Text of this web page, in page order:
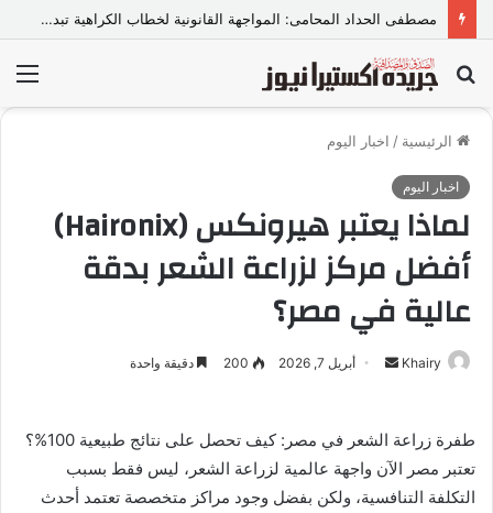
مصطفى الحداد المحامى: المواجهة القانونية لخطاب الكراهية تبدأ بتشريع واضح ووعي مجتمعي
بحث
عن
الرئيسية / اخبار اليوم
اخبار اليوم
لماذا يعتبر هيرونكس (Haironix)
أفضل مركز لزراعة الشعر بدقة
عالية في مصر؟
Khairy
ل
ب
ر
أبريل 7, 2026 200 دقيقة واحدة
طفرة زراعة الشعر في مصر: كيف تحصل على نتائج طبيعية 100%؟
تعتبر مصر الآن واجهة عالمية لزراعة الشعر، ليس فقط بسبب
التكلفة التنافسية، ولكن بفضل وجود مراكز متخصصة تعتمد أحدث